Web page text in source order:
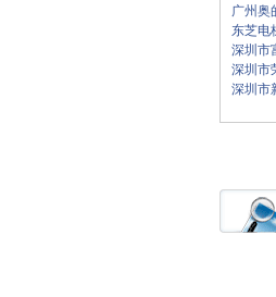
广州奥
东芝
深圳市
深圳市
深圳市